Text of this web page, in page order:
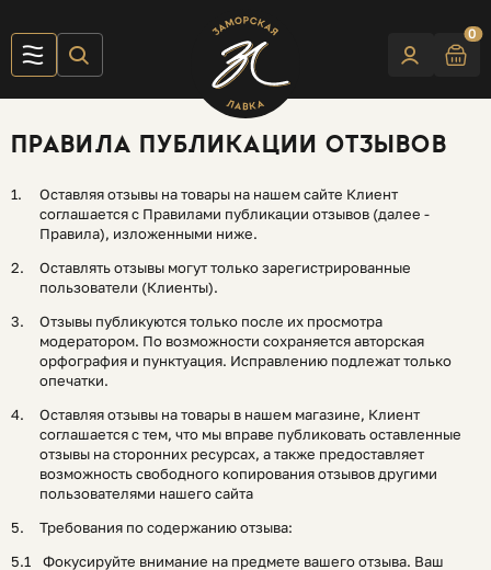
0
ПРАВИЛА ПУБЛИКАЦИИ ОТЗЫВОВ
Оставляя отзывы на товары на нашем сайте Клиент
соглашается с Правилами публикации отзывов (далее -
Правила), изложенными ниже.
Оставлять отзывы могут только зарегистрированные
пользователи (Клиенты).
Отзывы публикуются только после их просмотра
модератором. По возможности сохраняется авторская
орфография и пунктуация. Исправлению подлежат только
опечатки.
Оставляя отзывы на товары в нашем магазине, Клиент
соглашается с тем, что мы вправе публиковать оставленные
отзывы на сторонних ресурсах, а также предоставляет
возможность свободного копирования отзывов другими
пользователями нашего сайта
Требования по содержанию отзыва:
Фокусируйте внимание на предмете вашего отзыва. Ваш